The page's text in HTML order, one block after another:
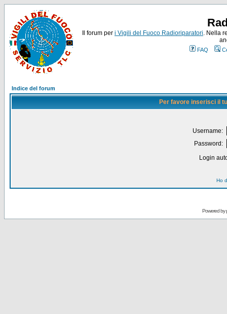
Il forum per i Vigili del Fuoco Radioriparatori. Nella
FAQ
Indice del forum
Per favore inserisci il
Username:
Password:
Login
Ho
Powered by